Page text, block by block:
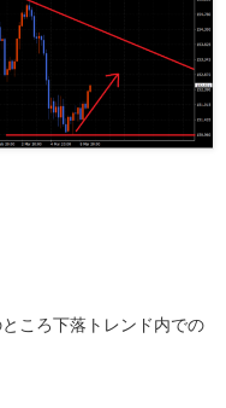
ころ下落トレンド内での